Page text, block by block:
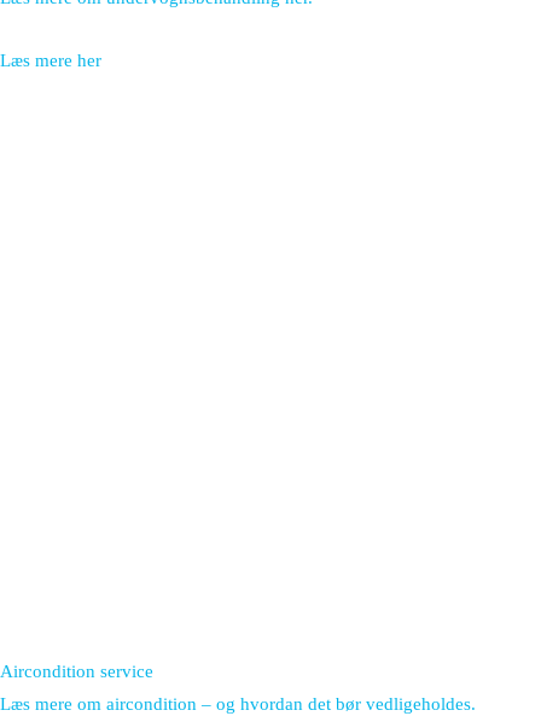
Læs mere her
Aircondition service
Læs mere om aircondition – og hvordan det bør vedligeholdes.